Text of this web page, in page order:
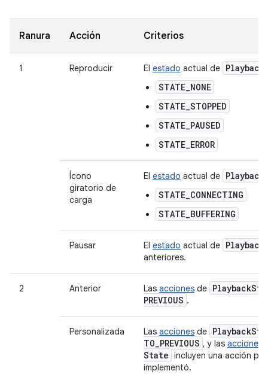
Ranura Acción Criterios
1 Reproducir El estado actual de Playback
STATE_NONE
STATE_STOPPED
STATE_PAUSED
STATE_ERROR
Ícono
giratorio de
carga
El estado actual de Playback
STATE_CONNECTING
STATE_BUFFERING
Pausar El estado actual de Playback
anteriores.
2 Anterior Las acciones de Playback
PREVIOUS .
Personalizada Las acciones de Playback
TO_PREVIOUS , y las acciones
State incluyen una acción
implementó.